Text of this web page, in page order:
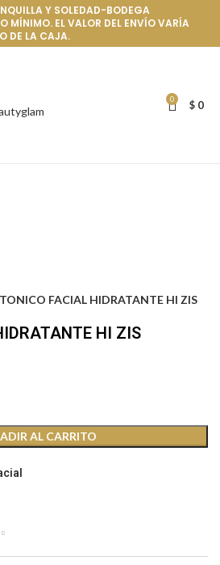
Y SOLEDAD-BODEGA
MÍNIMO. EL VALOR DEL ENVÍO VARÍA
DE LA CAJA.
0 $0
TONICO FACIAL HIDRATANTE HI ZIS
HI ZIS
AL CARRITO